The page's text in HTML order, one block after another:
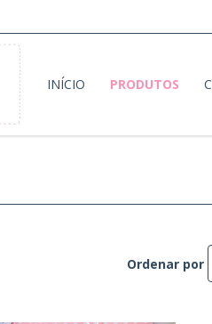
INÍCIO PRODUTOS
Ordenar por